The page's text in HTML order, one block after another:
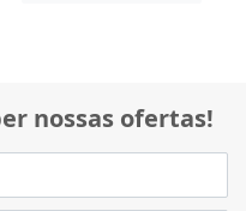
nossas ofertas!